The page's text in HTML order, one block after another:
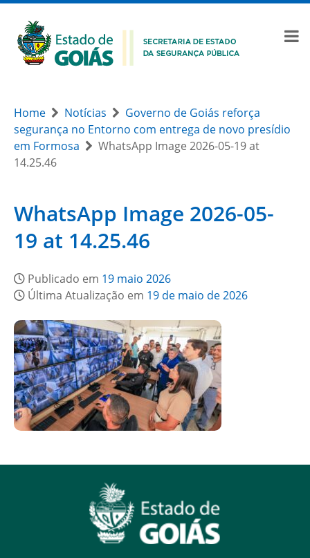
Home Notícias
Governo de Goiás reforça
segurança no Entorno com entrega de novo presídio
em Formosa
WhatsApp Image 2026-05-19 at
14.25.46
WhatsApp Image 2026-05-
19 at 14.25.46
Publicado em 19 maio 2026
Última Atualização em 19 de maio de 2026